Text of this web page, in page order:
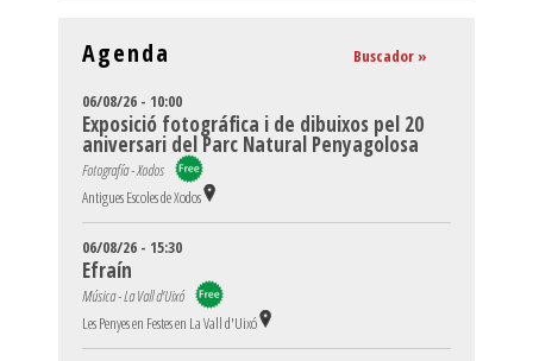
Agenda Buscador »
06/08/26 - 10:00
Exposició fotográfica i de dibuixos pel 20
aniversari del Parc Natural Penyagolosa
Fotografía - Xodos
Antigues Escoles de Xodos
06/08/26 - 15:30
Efraín
Música - La Vall d'Uixó
Les Penyes en Festes en La Vall d'Uixó